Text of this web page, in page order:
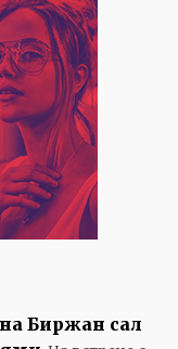
Биржан сал